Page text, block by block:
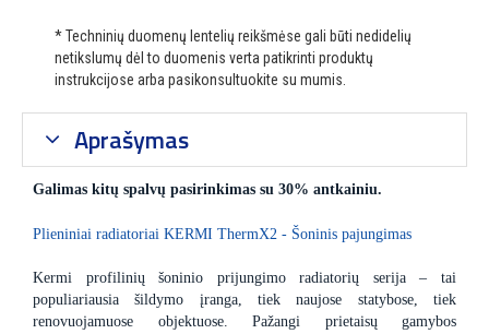
* Techninių duomenų lentelių reikšmėse gali būti nedidelių
netikslumų dėl to duomenis verta patikrinti produktų
instrukcijose arba pasikonsultuokite su mumis.
Aprašymas
Galimas kitų spalvų pasirinkimas su 30% antkainiu.
Plieniniai radiatoriai KERMI ThermX2 - Šoninis pajungimas
Kermi profilinių šoninio prijungimo radiatorių serija – tai
populiariausia šildymo įranga, tiek naujose statybose, tiek
renovuojamuose objektuose. Pažangi prietaisų gamybos